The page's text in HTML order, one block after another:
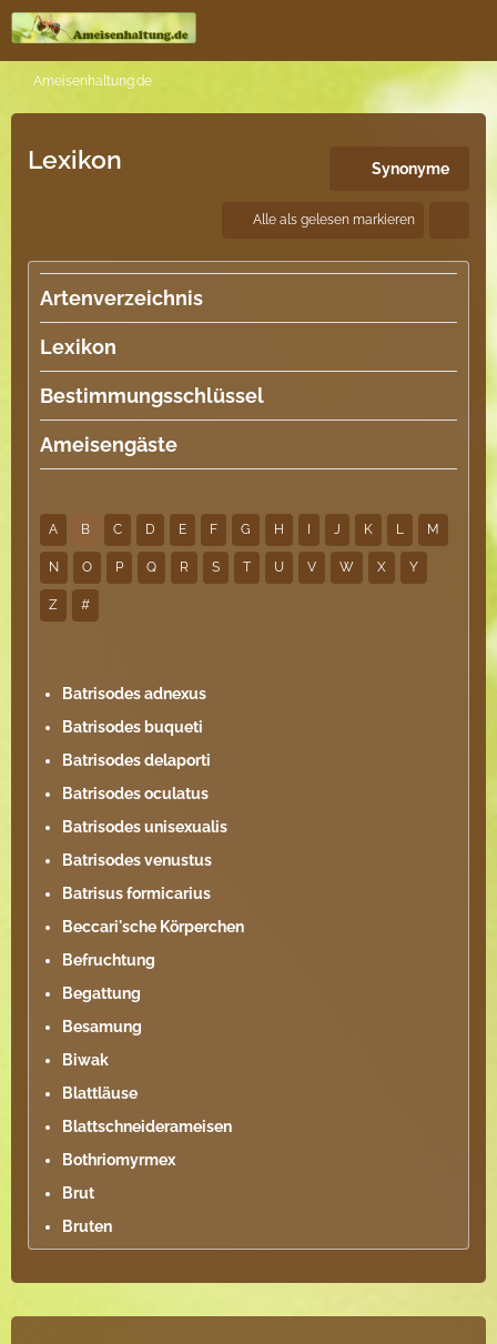
Ameisenhaltung.de
Lexikon Synonyme
Alle als gelesen markieren
Artenverzeichnis
Lexikon
Bestimmungsschlüssel
Ameisengäste
A B C D E F G H J K L M
N O P Q R S T U V W X Y
Z #
Batrisodes adnexus
Batrisodes buqueti
Batrisodes delaporti
Batrisodes oculatus
Batrisodes unisexualis
Batrisodes venustus
Batrisus formicarius
Beccari'sche Körperchen
Befruchtung
Begattung
Besamung
Biwak
Blattläuse
Blattschneiderameisen
Bothriomyrmex
Brut
Bruten